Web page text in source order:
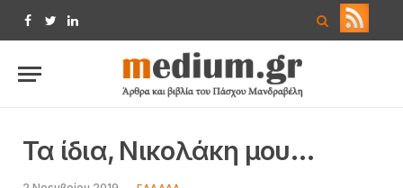
Facebook
TwitterLinkedIn
Τα ίδια, Νικολάκη μου…